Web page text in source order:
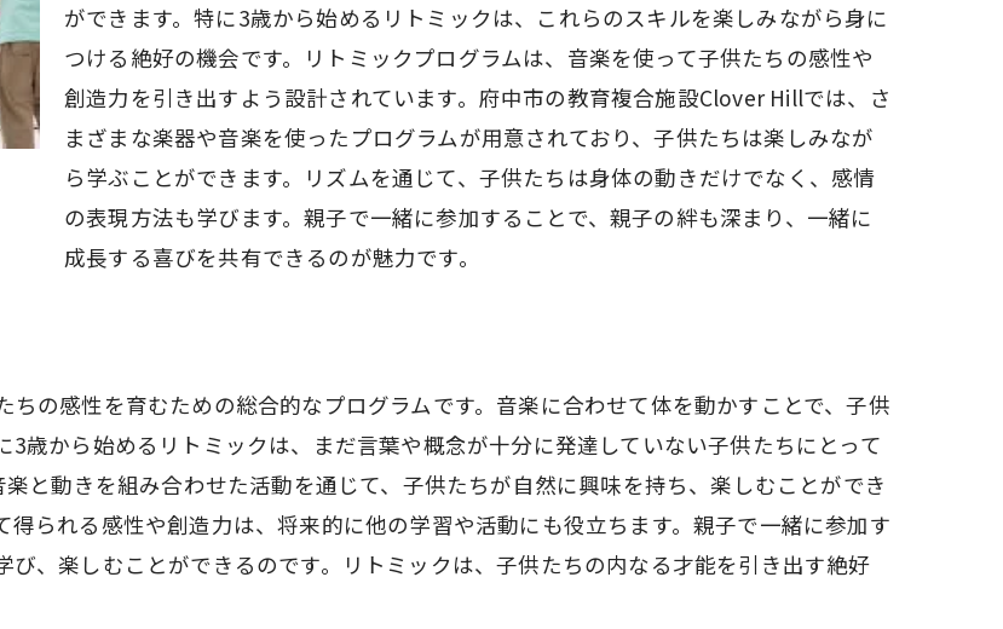
ができます。特に3歳から始めるリトミックは、これらのスキルを楽しみながら身に
つける絶好の機会です。リトミックプログラムは、音楽を使って子供たちの感性や
創造力を引き出すよう設計されています。府中市の教育複合施設Clover Hillでは、さ
まざまな楽器や音楽を使ったプログラムが用意されており、子供たちは楽しみなが
ら学ぶことができます。リズムを通じて、子供たちは身体の動きだけでなく、感情
の表現方法も学びます。親子で一緒に参加することで、親子の絆も深まり、一緒に
成長する喜びを共有できるのが魅力です。
の感性を育むための総合的なプログラムです。音楽に合わせて体を動かすことで、子供
歳から始めるリトミックは、まだ言葉や概念が十分に発達していない子供たちにとって
と動きを組み合わせた活動を通じて、子供たちが自然に興味を持ち、楽しむことができ
られる感性や創造力は、将来的に他の学習や活動にも役立ちます。親子で一緒に参加す
、楽しむことができるのです。リトミックは、子供たちの内なる才能を引き出す絶好